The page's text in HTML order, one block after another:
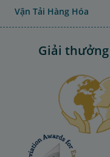
Vận Tải Hàng Hóa
Giải